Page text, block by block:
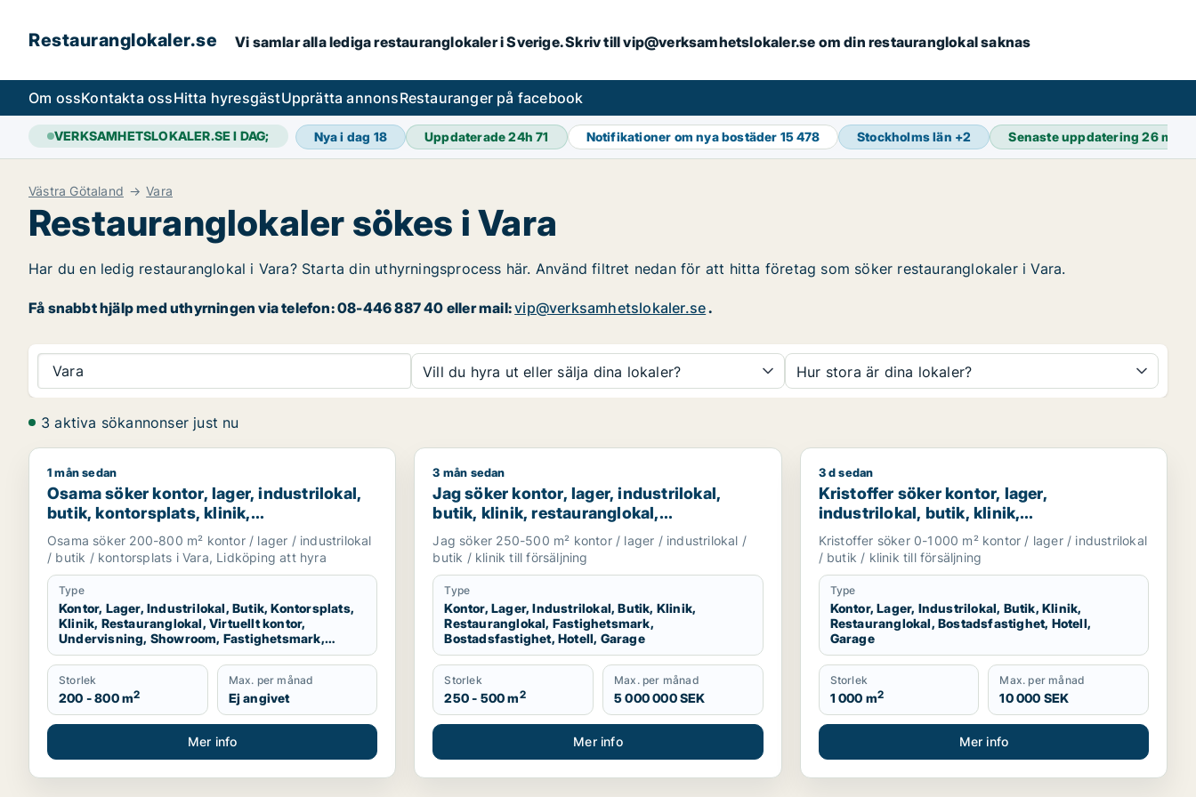
Restauranglokaler.se Vi samlar alla lediga restauranglokaler i Sverige. Skriv till vip@verksamhetslokaler.se om din restauranglokal saknas
Om ossKontakta ossHitta hyresgästUpprätta annonsRestauranger på facebook
VERKSAMHETSLOKALER.SE I DAG; Nya i dag 18 Uppdaterade 24h71 Notifikationer om nya bostäder 15 478 Stockholms län +2 Senaste uppdatering26 min
Västra Götaland Vara
Restauranglokaler sökes i Vara
Har du en ledig restauranglokal i Vara? Starta din uthyrningsprocess här. Använd filtret nedan för att hitta företag som söker restauranglokaler i Vara.
Få snabbt hjälp med uthyrningen via telefon: 08-446 887 40 eller mail:vip@verksamhetslokaler.se.
Vara Vill du hyra ut eller sälja dina lokaler? Hur stora är dina lokaler?
3 aktiva sökannonser just nu
Osama söker kontor, lager, industrilokal, butik, kontorsplats, klinik, restauranglokal, virtuellt kontor, undervisning, showroom, fastighetsmark eller garage för
1 mån sedan
Osama söker kontor, lager, industrilokal,
butik, kontorsplats, klinik,
restauranglokal, virtuellt kontor,
undervisning, showroom, fastighetsmark
eller garage för uthyrning i Vara eller
Lidköping
Osama söker 200-800 m² kontor / lager / industrilokal
/ butik / kontorsplats i Vara, Lidköping att hyra
Type
Kontor, Lager, Industrilokal, Butik, Kontorsplats,
Klinik, Restauranglokal, Virtuellt kontor,
Undervisning, Showroom, Fastighetsmark,
Garage
Storlek
200 - 800 m2
Max. per månad
Ej angivet
Mer info
Jag söker kontor, lager, industrilokal, butik, klinik, restauranglokal, fastighetsmark, bostadsfastighet, hotell
3 mån sedan
Jag söker kontor, lager, industrilokal,
butik, klinik, restauranglokal,
fastighetsmark, bostadsfastighet, hotell
eller garage till salu i Grästorp, Vara eller
Götene m.fl.
Jag söker 250-500 m² kontor / lager / industrilokal /
butik / klinik till försäljning
Type
Kontor, Lager, Industrilokal, Butik, Klinik,
Restauranglokal, Fastighetsmark,
Bostadsfastighet, Hotell, Garage
Storlek
250 - 500 m2
Max. per månad
5 000 000 SEK
Mer info
Kristoffer söker kontor, lager, industrilokal, butik,
3 d sedan
Kristoffer söker kontor, lager,
industrilokal, butik, klinik,
restauranglokal, bostadsfastighet, hotell
eller garage till salu i Sotenäs, Vårgårda
eller Grästorp m.fl.
Kristoffer söker 0-1000 m² kontor / lager / industrilokal
/ butik / klinik till försäljning
Type
Kontor, Lager, Industrilokal, Butik, Klinik,
Restauranglokal, Bostadsfastighet, Hotell,
Garage
Storlek
1 000 m2
Max. per månad
10 000 SEK
Mer info